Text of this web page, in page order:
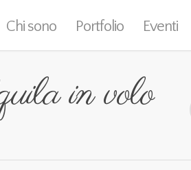
Chi sono Portfolio Eventi
in volo